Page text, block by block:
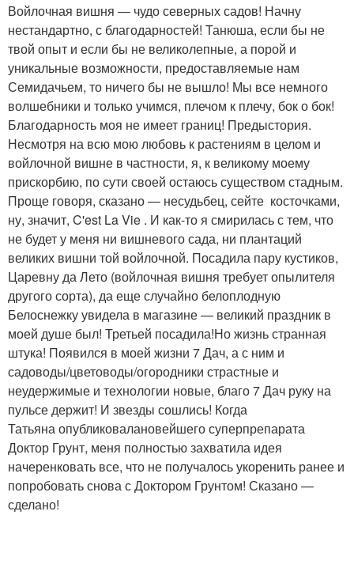
Войлочная вишня — чудо северных садов! Начну
нестандартно, с благодарностей! Танюша, если бы не
твой опыт и если бы не великолепные, а порой и
уникальные возможности, предоставляемые нам
Семидачьем, то ничего бы не вышло! Мы все немного
волшебники и только учимся, плечом к плечу, бок о бок!
Благодарность моя не имеет границ! Предыстория.
Несмотря на всю мою любовь к растениям в целом и
войлочной вишне в частности, я, к великому моему
прискорбию, по сути своей остаюсь существом стадным.
Проще говоря, сказано — несудьбец, сейте косточками,
ну, значит, C'est La Vie . И как-то я смирилась с тем, что
не будет у меня ни вишневого сада, ни плантаций
великих вишни той войлочной. Посадила пару кустиков,
Царевну да Лето (войлочная вишня требует опылителя
другого сорта), да еще случайно белоплодную
Белоснежку увидела в магазине — великий праздник в
моей душе был! Третьей посадила!Но жизнь странная
штука! Появился в моей жизни 7 Дач, а с ним и
садоводы/цветоводы/огородники страстные и
неудержимые и технологии новые, благо 7 Дач руку на
пульсе держит! И звезды сошлись! Когда
Татьяна опубликовалановейшего суперпрепарата
Доктор Грунт, меня полностью захватила идея
начеренковать все, что не получалось укоренить ранее и
попробовать снова с Доктором Грунтом! Сказано —
сделано!